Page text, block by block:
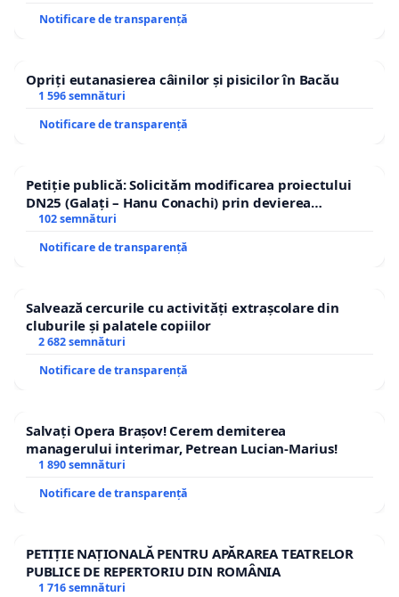
Notificare de transparență
Opriți eutanasierea câinilor și pisicilor în Bacău
1 596 semnături
Notificare de transparență
Petiție publică: Solicităm modificarea proiectului
DN25 (Galați – Hanu Conachi) prin devierea
traseului în afara localităților!
102 semnături
Notificare de transparență
Salvează cercurile cu activități extrașcolare din
cluburile și palatele copiilor
2 682 semnături
Notificare de transparență
Salvați Opera Brașov! Cerem demiterea
managerului interimar, Petrean Lucian-Marius!
1 890 semnături
Notificare de transparență
PETIȚIE NAȚIONALĂ PENTRU APĂRAREA TEATRELOR
PUBLICE DE REPERTORIU DIN ROMÂNIA
1 716 semnături